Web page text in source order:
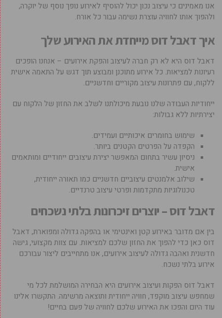
אנו מאמינים כי עיצוב נכון יכול להוסיף לאירוע נופך נוסף של יוקרה,
ולהפוך אותו לחוויה עוצרת נשימה עבור כל אורח.
איך דאבל דוס מייחדת את האירוע שלך
דאבל דוס היא לא רק חברה לעיצוב והפקת אירועים – אנחנו הופכים
רעיונות למציאות. כל אירוע מתוכנן ומבוצע תוך דגש על התאמה אישית
ללקוח, עם פתרונות עיצוב מקוריים וחדשניים.
ייחודיות העבודה שלנו נובעת מיכולתנו לשלב את החזון של הלקוח עם
יצירתיות ללא גבולות:
שימוש בחומרים איכותיים ועמידים.
הקפדה על הפרטים הקטנים ביותר.
ניסיון עשיר בתחום המאפשר יצירת עיצובים ייחודיים ומותאמים
אישית.
שילוב אלמנטים עיצוביים חדשניים כמו תאורה ייחודית,
טכנולוגיות מתקדמות ופרטי עיצוב טרנדיים.
דאבל דוס – יוצרים זיכרונות בלתי נשכחים
בין אם מדובר באירוע קטן ואינטימי או בהפקה גדולה ומפוארת, דאבל
דוס כאן כדי להפוך את החזון שלכם למציאות. עם צוות מקצועי, גישה
חדשנית ואהבה גדולה לעיצוב אירועים, אנו מתחייבים ליצור עבורכם
אירוע בלתי נשכח.
דאבל דוס הפקות ועיצוב אירועים היא הבחירה המושלמת לכל מי
שמחפש עיצוב מוקפד, חוויה ייחודית ותוצאה מרשימה. התקשרו אלינו
עוד היום והפכו את האירוע שלכם לחוויה של פעם בחיים!